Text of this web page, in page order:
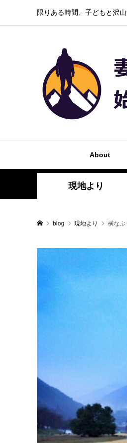
限りある時間、子どもと沢
About
現地より
blog 現地より 横なぶ